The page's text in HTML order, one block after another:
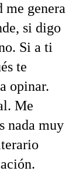
me genera
si digo
Si a ti
te
opinar.
Me
nada muy